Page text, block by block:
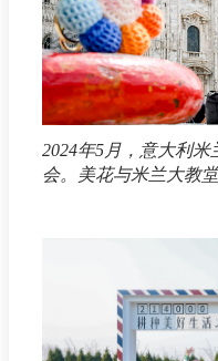
2024年5月，意大利
会。美花与米兰大教堂